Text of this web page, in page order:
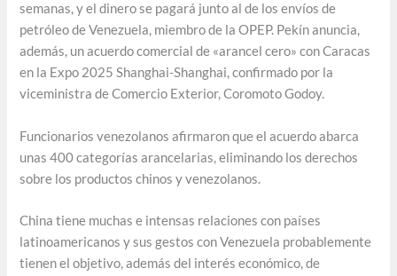
semanas, y el dinero se pagará junto al de los envíos de
petróleo de Venezuela, miembro de la OPEP. Pekín anuncia,
además, un acuerdo comercial de «arancel cero» con Caracas
en la Expo 2025 Shanghai-Shanghai, confirmado por la
viceministra de Comercio Exterior, Coromoto Godoy.
Funcionarios venezolanos afirmaron que el acuerdo abarca
unas 400 categorías arancelarias, eliminando los derechos
sobre los productos chinos y venezolanos.
China tiene muchas e intensas relaciones con países
latinoamericanos y sus gestos con Venezuela probablemente
tienen el objetivo, además del interés económico, de